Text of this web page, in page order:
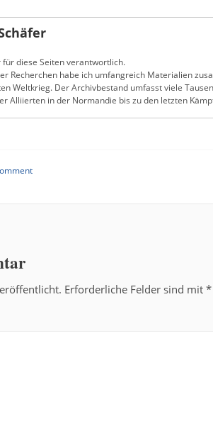
für diese Seiten verantwortlich.
Recherchen habe ich umfangreich Materialien
Weltkrieg. Der Archivbestand umfasst viele
Alliierten in der Normandie bis zu den letzten
Erforderliche Felder sind mit*